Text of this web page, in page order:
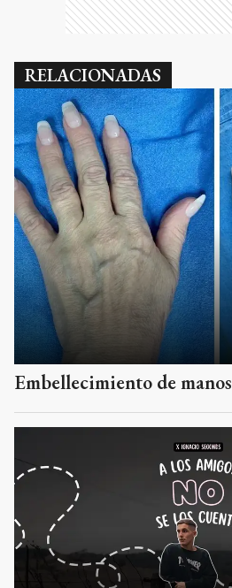
RELACIONADAS
Embellecimiento de manos